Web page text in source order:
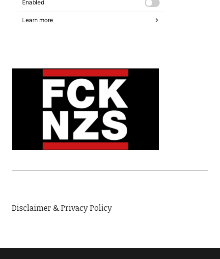
Disclaimer & Privacy Policy